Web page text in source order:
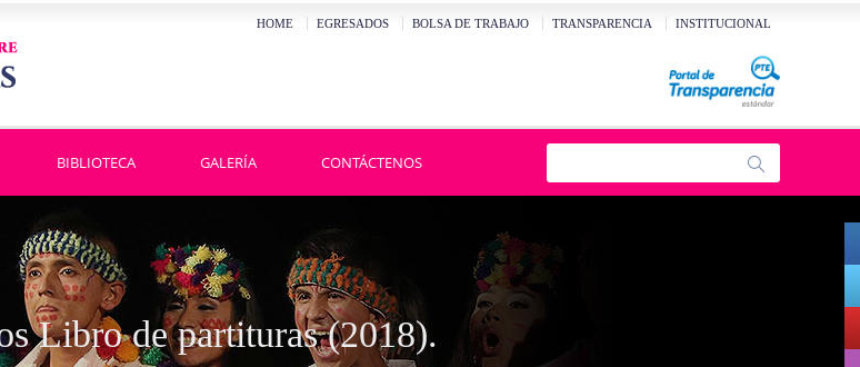
HOME EGRESADOS BOLSA DE TRABAJO TRANSPARENCIA INSTITUCIONAL
BIBLIOTECA GALERÍA CONTÁCTENOS
Libro de partituras (2018).